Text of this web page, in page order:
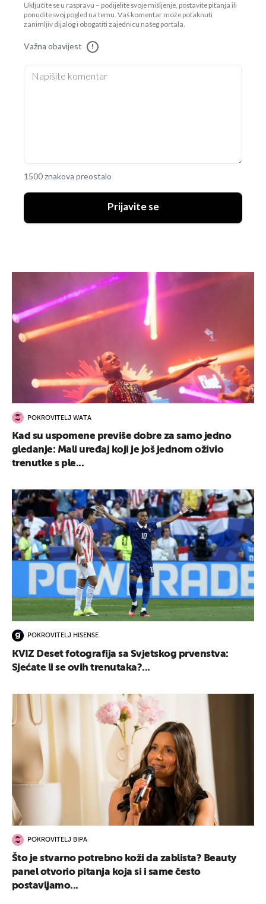
Uključite se u raspravu – podijelite svoje mišljenje, postavite pitanja ili
ponudite svoj pogled na temu. Vaš komentar može potaknuti
zanimljiv dijalog i obogatiti zajednicu našeg portala.
Važna obavijest !
1500 znakova preostalo
Prijavite se
POKROVITELJ WATA
Kad su uspomene previše dobre za samo jedno
gledanje: Mali uređaj koji je još jednom oživio
trenutke s ple...
POKROVITELJ HISENSE
KVIZ Deset fotografija sa Svjetskog prvenstva:
Sjećate li se ovih trenutaka?...
POKROVITELJ BIPA
Što je stvarno potrebno koži da zablista? Beauty
panel otvorio pitanja koja si i same često
postavljamo...